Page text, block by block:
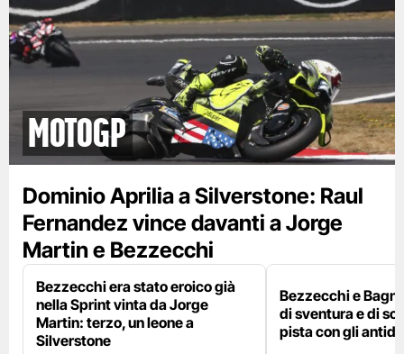
motogp
Dominio Aprilia a Silverstone: Raul
Fernandez vince davanti a Jorge
Martin e Bezzecchi
Bezzecchi era stato eroico già
nella Sprint vinta da Jorge
Martin: terzo, un leone a
Silverstone
Bezzecchi e
di sventura e di
pista con gli